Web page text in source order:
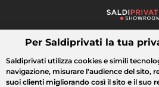
Cosa cerchi?
Tutte le vendite Moda Casa
Per Saldiprivati la tua
Saldiprivati utilizza cookies e simili
navigazione, misurare l'audience del sito,
suoi clienti migliorando così il sito e il suo